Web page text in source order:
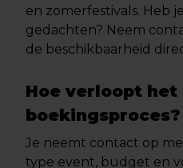
en zomerfestivals. Heb
gedachten? Neem
de beschikbaarheid
Hoe verloopt het
boekingsproces?
Je neemt contact op
type event, budget en